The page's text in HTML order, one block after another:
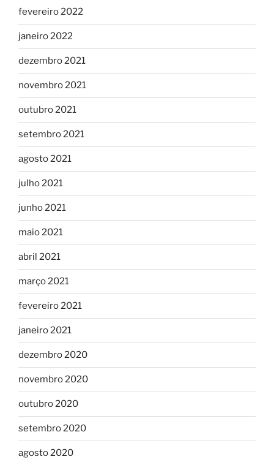
fevereiro 2022
janeiro 2022
dezembro 2021
novembro 2021
outubro 2021
setembro 2021
agosto 2021
julho 2021
junho 2021
maio 2021
abril 2021
março 2021
fevereiro 2021
janeiro 2021
dezembro 2020
novembro 2020
outubro 2020
setembro 2020
agosto 2020